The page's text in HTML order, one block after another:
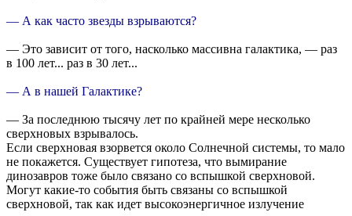
— А как часто звезды взрываются?
— Это зависит от того, насколько массивна галактика, — раз
в 100 лет... раз в 30 лет...
— А в нашей Галактике?
— За последнюю тысячу лет по крайней мере несколько
сверхновых взрывалось.
Если сверхновая взорвется около Солнечной системы, то мало
не покажется. Существует гипотеза, что вымирание
динозавров тоже было связано со вспышкой сверхновой.
Могут какие-то события быть связаны со вспышкой
сверхновой, так как идет высокоэнергичное излучение